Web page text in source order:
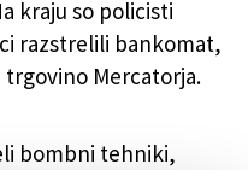
kraju so policisti
razstrelili bankomat,
Mercatorja.
bombni tehniki,